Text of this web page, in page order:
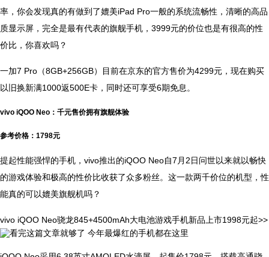
率，你会发现真的有做到了媲美iPad Pro一般的系统流畅性，清晰的高品
质显示屏，完全是最有代表的旗舰手机，3999元的价位也是有很高的性
价比，你喜欢吗？
一加7 Pro（8GB+256GB）目前在京东的官方售价为4299元，现在购买
以旧换新满1000返500E卡，同时还可享受6期免息。
vivo iQOO Neo：千元售价拥有旗舰体验
参考价格：1798元
提起性能强悍的手机，vivo推出的iQOO Neo自7月2日问世以来就以畅快
的游戏体验和极高的性价比收获了众多粉丝。这一款两千价位的机型，性
能真的可以媲美旗舰机吗？
vivo iQOO Neo骁龙845+4500mAh大电池游戏手机新品上市1998元起>>